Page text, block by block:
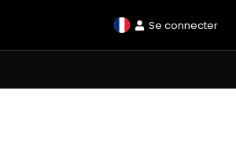
Se connecter